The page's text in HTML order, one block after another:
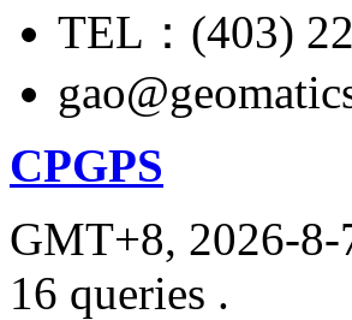
TEL：(403)
CPGPS
GMT+8, 2026-8-
16 queries .